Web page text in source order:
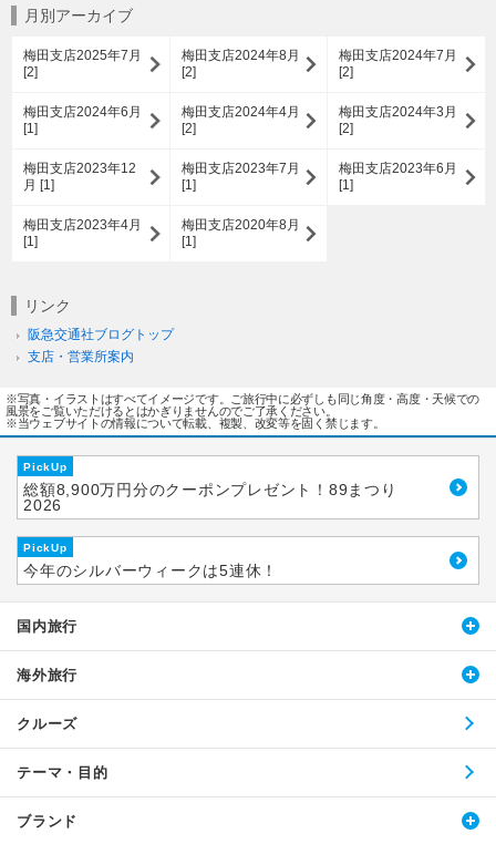
月別アーカイブ
梅田支店2025年7月
[2]
梅田支店2024年8月
[2]
梅田支店2024年7月
[2]
梅田支店2024年6月
[1]
梅田支店2024年4月
[2]
梅田支店2024年3月
[2]
梅田支店2023年12
月 [1]
梅田支店2023年7月
[1]
梅田支店2023年6月
[1]
梅田支店2023年4月
[1]
梅田支店2020年8月
[1]
リンク
阪急交通社ブログトップ
支店・営業所案内
※写真・イラストはすべてイメージです。ご旅行中に必ずしも同じ角度・高度・天候での
風景をご覧いただけるとはかぎりませんのでご了承ください。
※当ウェブサイトの情報について転載、複製、改変等を固く禁じます。
PickUp
総額8,900万円分のクーポンプレゼント！89まつり
2026
PickUp
今年のシルバーウィークは5連休！
国内旅行
海外旅行
クルーズ
テーマ・目的
ブランド